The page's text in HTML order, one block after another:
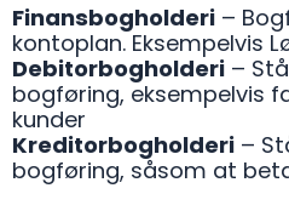
Finansbogholderi –
kontoplan. Eksempelvis
Debitorbogholderi –
bogføring, eksempelvis
kunder
Kreditorbogholderi –
bogføring, såsom at